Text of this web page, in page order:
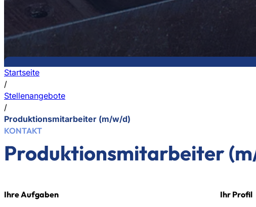
Startseite
/
Stellenangebote
/
Produktionsmitarbeiter (m/w/d)
KONTAKT
Produktionsmitarbeiter
Ihre Aufgaben
Ihr Profil